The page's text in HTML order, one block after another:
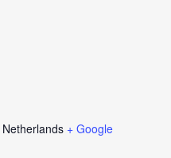
Netherlands + Google